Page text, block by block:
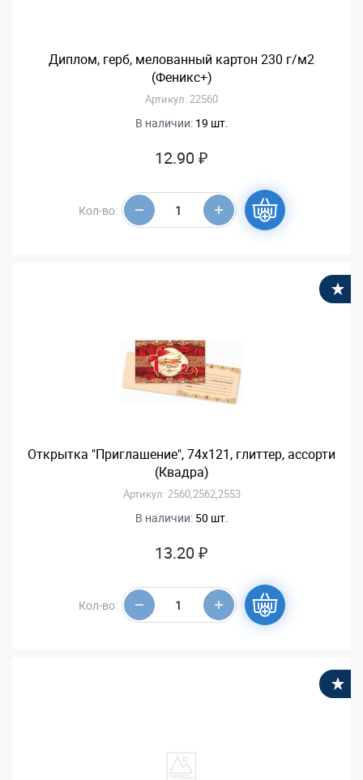
Диплом, герб, мелованный картон 230 г/м2
(Феникс+)
Артикул: 22560
В наличии: 19 шт.
12.90 ₽
Кол-во:
Открытка "Приглашение", 74х121, глиттер, ассорти
(Квадра)
Артикул: 2560,2562,2553
В наличии: 50 шт.
13.20 ₽
Кол-во: